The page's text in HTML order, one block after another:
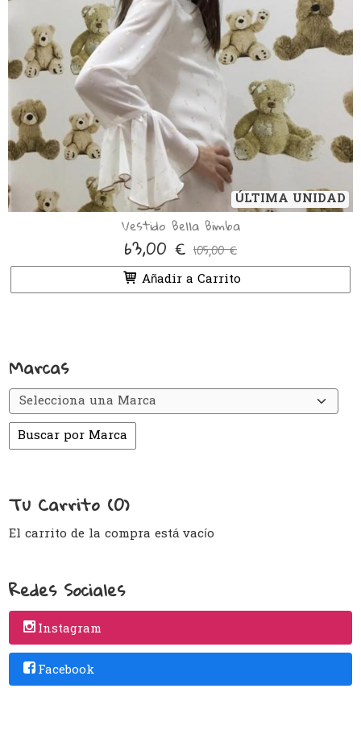
Marcas
Tu Carrito (0)
El carrito de la compra está vacío
Redes Sociales
Instagram
Facebook
ÚLTIMA UNIDAD
Vestido Bella Bimba
63,00 € 105,00 €
Añadir a Carrito